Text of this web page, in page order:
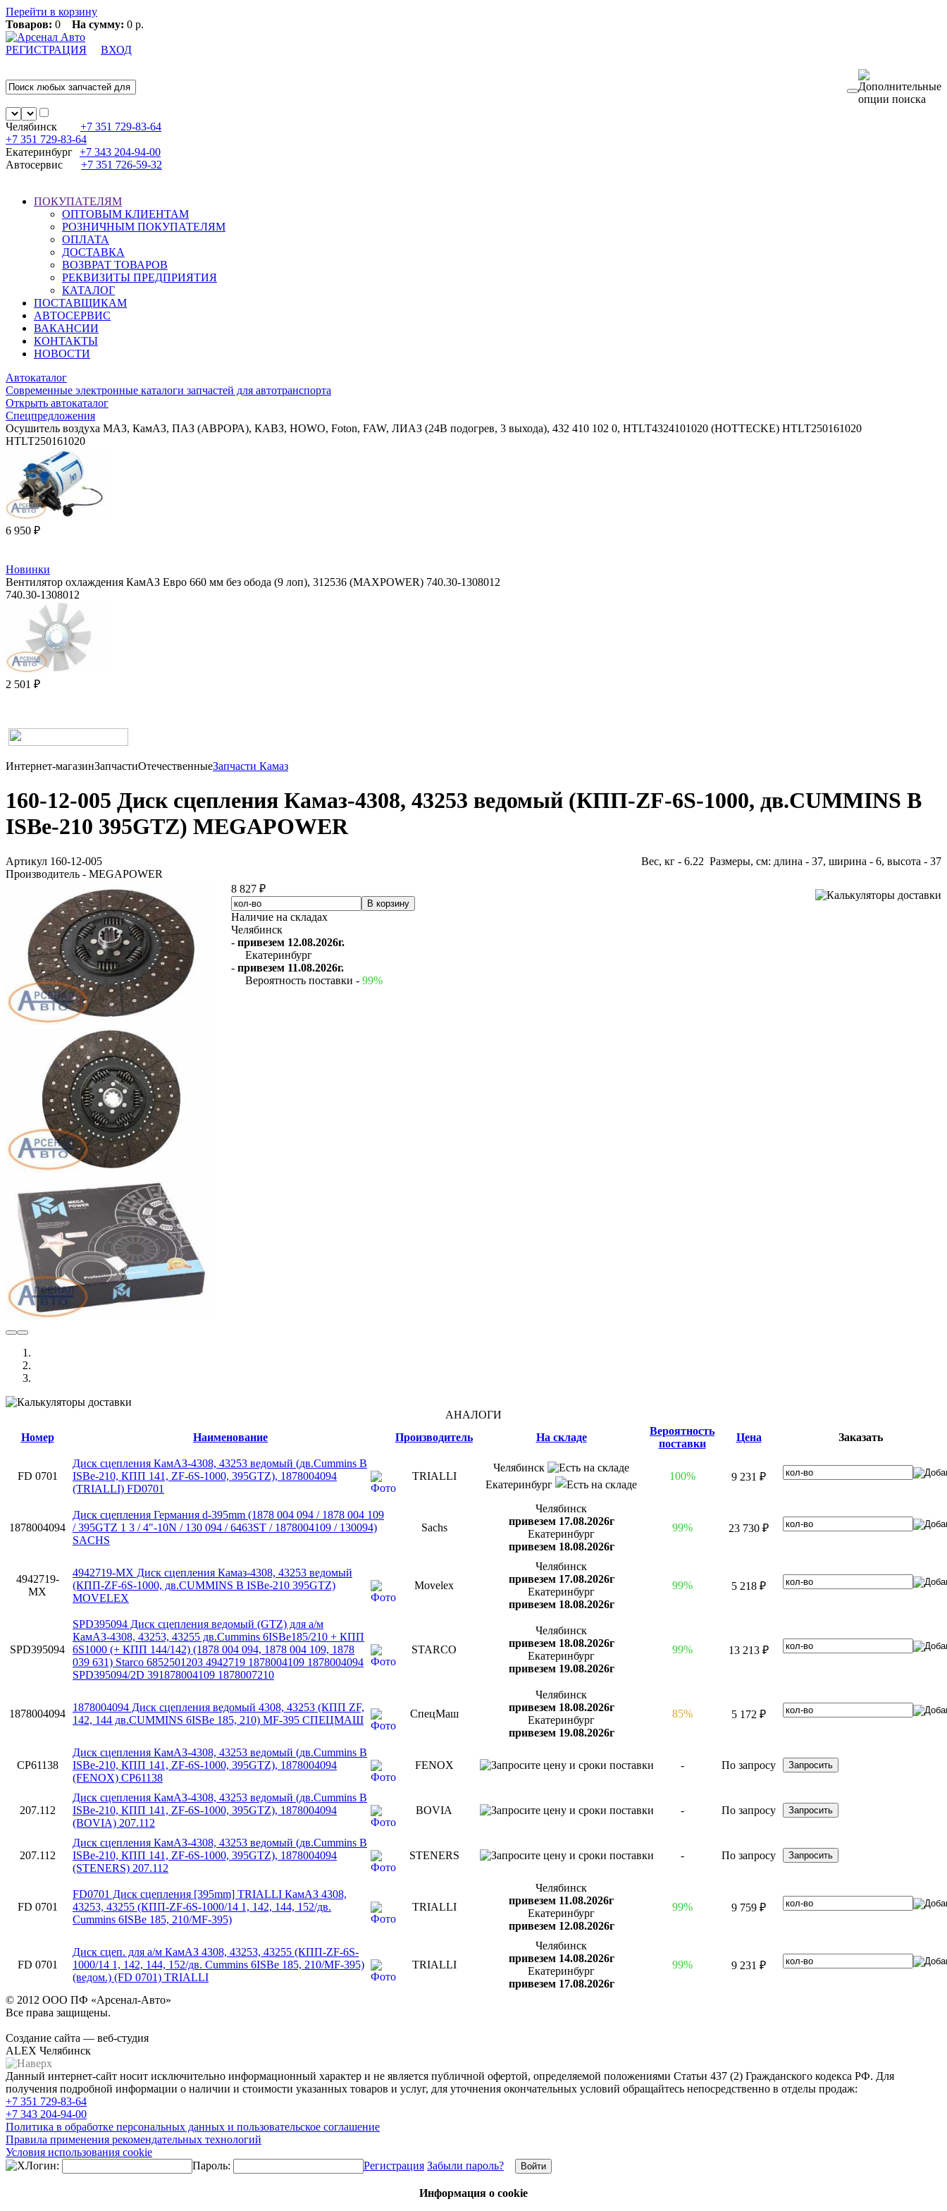
Перейти в корзину
Товаров: 0 На сумму: 0 р.
РЕГИСТРАЦИЯ ВХОД
Челябинск +7 351 729-83-64
+7 351 729-83-64
Екатеринбург +7 343 204-94-00
Автосервис
+7 351 726-59-32
ПОКУПАТЕЛЯМ
ОПТОВЫМ КЛИЕНТАМ
РОЗНИЧНЫМ ПОКУПАТЕЛЯМ
ОПЛАТА
ДОСТАВКА
ВОЗВРАТ ТОВАРОВ
РЕКВИЗИТЫ ПРЕДПРИЯТИЯ
КАТАЛОГ
ПОСТАВЩИКАМ
АВТОСЕРВИС
ВАКАНСИИ
КОНТАКТЫ
НОВОСТИ
Автокаталог
Современные электронные каталоги запчастей для автотранспорта
Открыть автокаталог
Спецпредложения
Осушитель воздуха МАЗ, КамАЗ, ПАЗ (АВРОРА), КАВЗ, HOWO, Foton, FAW, ЛИАЗ (24В подогрев, 3 выхода), 432 410 102 0, HTLT4324101020 (HOTTECKE) HTLT250161020
HTLT250161020
6 950 ₽
Новинки
Вентилятор охлаждения КамАЗ Евро 660 мм без обода (9 лоп), 312536 (MAXPOWER) 740.30-1308012
740.30-1308012
2 501 ₽
Интернет-магазинЗапчастиОтечественныеЗапчасти Камаз
160-12-005 Диск сцепления Камаз-4308, 43253 ведомый (КПП-ZF-6S-1000, дв.CUMMINS B
ISBe-210 395GTZ) MEGAPOWER
Артикул 160-12-005
Производитель - MEGAPOWER
Вес, кг - 6.22 Размеры, см: длина - 37, ширина - 6, высота - 37
8 827 ₽
Наличие на складах
Челябинск
- привезем 12.08.2026г.
Екатеринбург
- привезем 11.08.2026г.
Вероятность поставки - 99%
АНАЛОГИ
Номер
Наименование Производитель На складе
Вероятность
поставки
Цена Заказать
FD 0701
Диск сцепления КамАЗ-4308, 43253 ведомый (дв.Cummins B
ISBe-210, КПП 141, ZF-6S-1000, 395GTZ), 1878004094
(TRIALLI) FD0701
TRIALLI
Челябинск
Екатеринбург
100% 9 231 ₽
1878004094
Диск сцепления Германия d-395mm (1878 004 094 / 1878 004 109
/ 395GTZ 1 3 / 4"-10N / 130 094 / 6463ST / 1878004109 / 130094)
SACHS
Sachs
Челябинск
привезем 17.08.2026г
Екатеринбург
привезем 18.08.2026г
99% 23 730 ₽
4942719-
MX
4942719-MX Диск сцепления Камаз-4308, 43253 ведомый
(КПП-ZF-6S-1000, дв.CUMMINS B ISBe-210 395GTZ)
MOVELEX
Movelex
Челябинск
привезем 17.08.2026г
Екатеринбург
привезем 18.08.2026г
99% 5 218 ₽
SPD395094
SPD395094 Диск сцепления ведомый (GTZ) для а/м
КамАЗ-4308, 43253, 43255 дв.Cummins 6ISBe185/210 + КПП
6S1000 (+ КПП 144/142) (1878 004 094, 1878 004 109, 1878
039 631) Starco 6852501203 4942719 1878004109 1878004094
SPD395094/2D 391878004109 1878007210
STARCO
Челябинск
привезем 18.08.2026г
Екатеринбург
привезем 19.08.2026г
99% 13 213 ₽
1878004094
1878004094 Диск сцепления ведомый 4308, 43253 (КПП ZF,
142, 144 дв.CUMMINS 6ISBe 185, 210) MF-395 СПЕЦМАШ
СпецМаш
Челябинск
привезем 18.08.2026г
Екатеринбург
привезем 19.08.2026г
85% 5 172 ₽
CP61138
Диск сцепления КамАЗ-4308, 43253 ведомый (дв.Cummins B
ISBe-210, КПП 141, ZF-6S-1000, 395GTZ), 1878004094
(FENOX) CP61138
FENOX - По запросу
207.112
Диск сцепления КамАЗ-4308, 43253 ведомый (дв.Cummins B
ISBe-210, КПП 141, ZF-6S-1000, 395GTZ), 1878004094
(BOVIA) 207.112
BOVIA - По запросу
207.112
Диск сцепления КамАЗ-4308, 43253 ведомый (дв.Cummins B
ISBe-210, КПП 141, ZF-6S-1000, 395GTZ), 1878004094
(STENERS) 207.112
STENERS - По запросу
FD 0701
FD0701 Диск сцепления [395mm] TRIALLI КамАЗ 4308,
43253, 43255 (КПП-ZF-6S-1000/14 1, 142, 144, 152/дв.
Cummins 6ISBe 185, 210/MF-395)
TRIALLI
Челябинск
привезем 11.08.2026г
Екатеринбург
привезем 12.08.2026г
99% 9 759 ₽
FD 0701
Диск сцеп. для а/м КамАЗ 4308, 43253, 43255 (КПП-ZF-6S-
1000/14 1, 142, 144, 152/дв. Cummins 6ISBe 185, 210/MF-395)
(ведом.) (FD 0701) TRIALLI
TRIALLI
Челябинск
привезем 14.08.2026г
Екатеринбург
привезем 17.08.2026г
99% 9 231 ₽
© 2012 ООО ПФ «Арсенал-Авто»
Все права защищены.
Создание сайта — веб-студия
ALEX Челябинск
Данный интернет-сайт носит исключительно информационный характер и не является публичной офертой, определяемой положениями Статьи 437 (2) Гражданского кодекса РФ. Для
получения подробной информации о наличии и стоимости указанных товаров и услуг, для уточнения окончательных условий обращайтесь непосредственно в отделы продаж:
+7 351 729-83-64
+7 343 204-94-00
Политика в обработке персональных данных и пользовательское соглашение
Правила применения рекомендательных технологий
Условия использования cookie
Логин:
Пароль: Регистрация Забыли пароль?
Информация о cookie